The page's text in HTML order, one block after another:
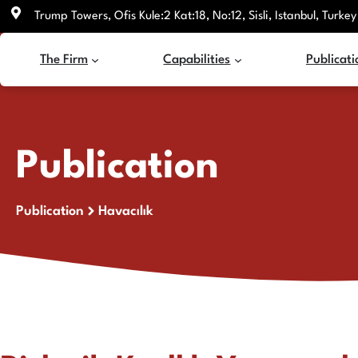
Skip
Trump Towers, Ofis Kule:2 Kat:18, No:12, Sisli, Istanbul, Turkey
The Firm Capabilities
Publication
Publication Havacılık